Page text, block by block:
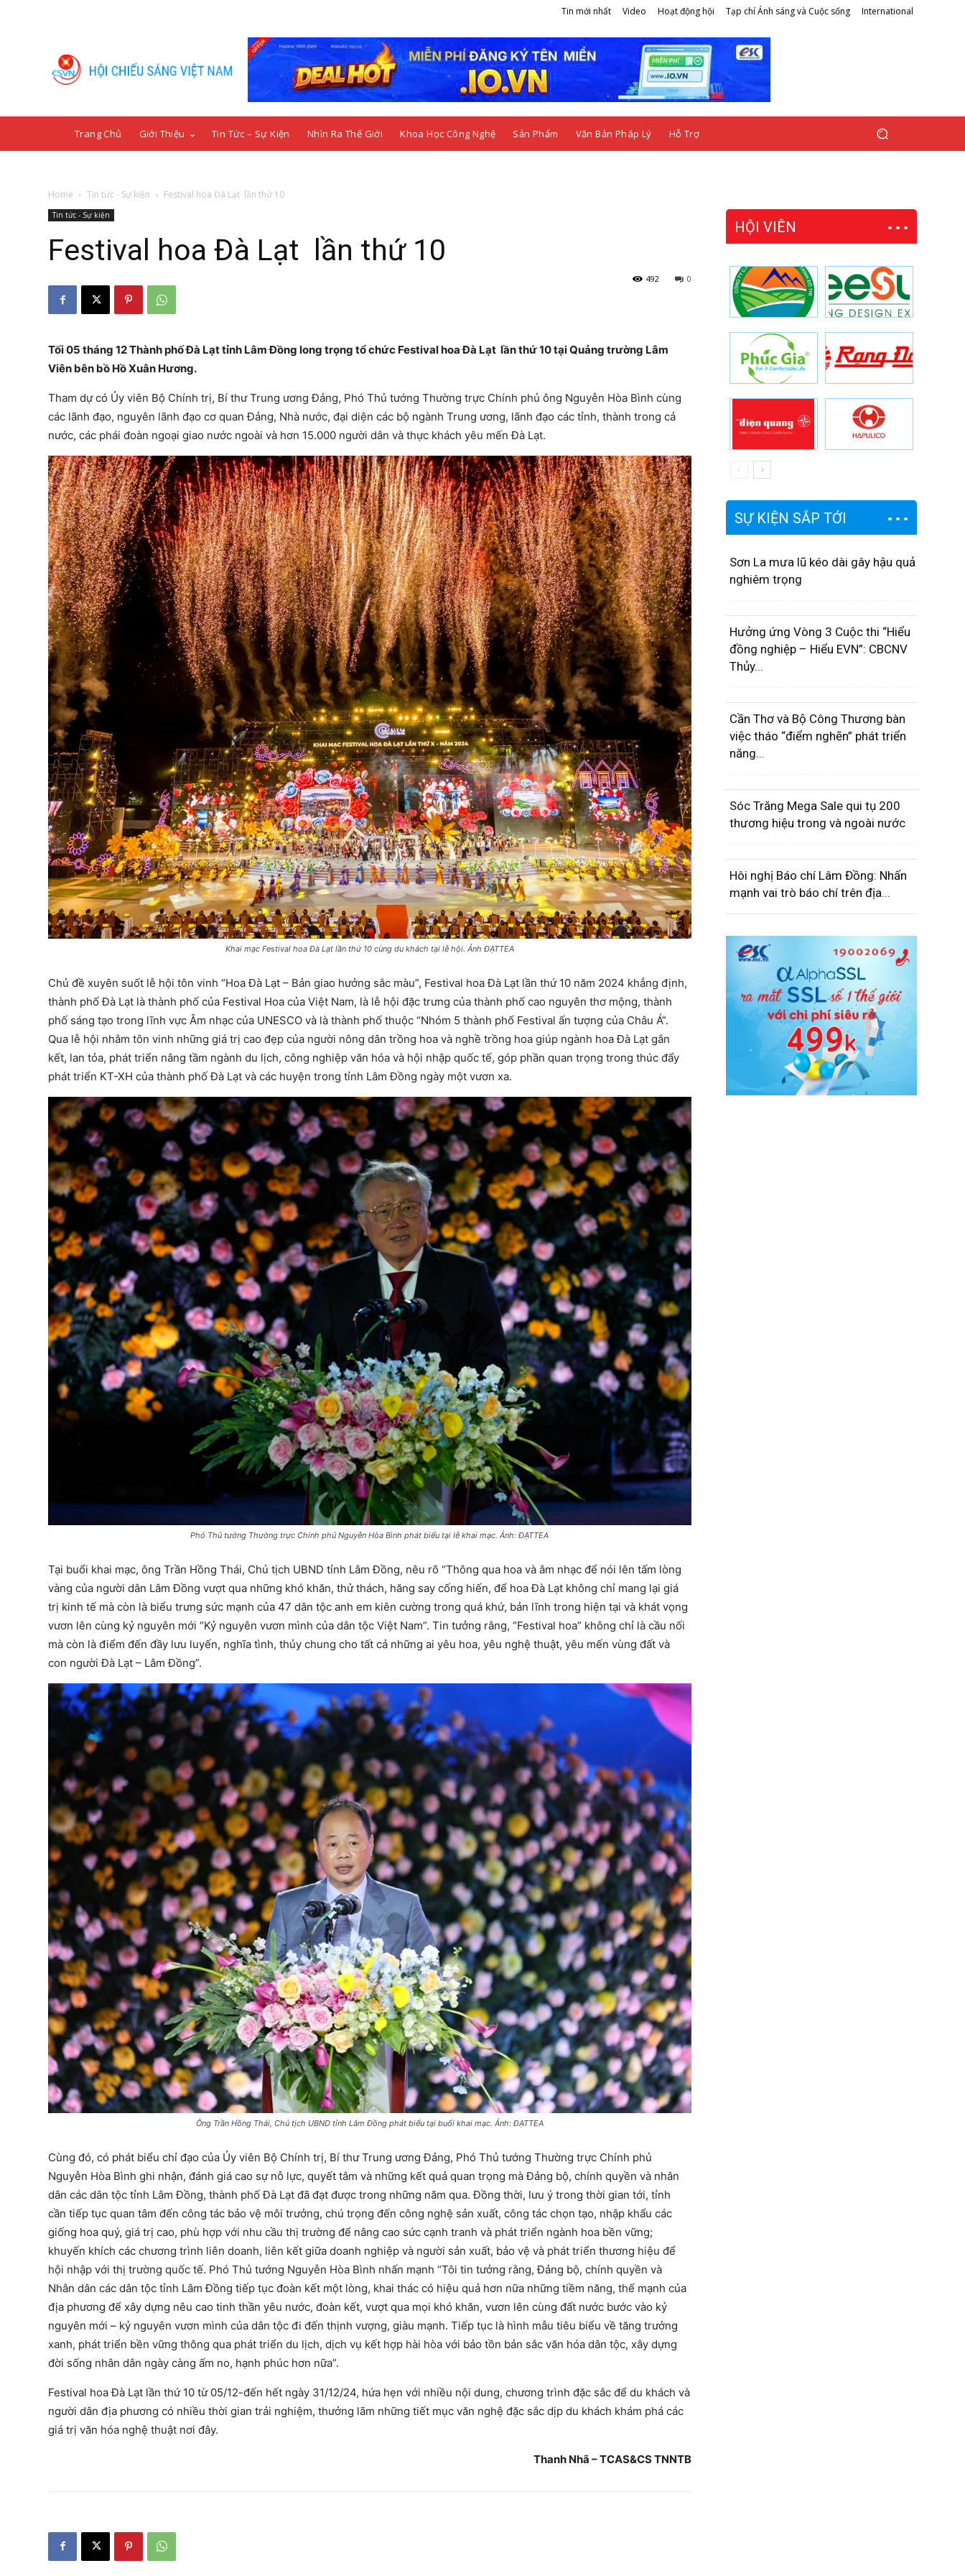
Tin mới nhất Video Hoạt động hội Tạp chí Ánh sáng và Cuộc sống International
Trang Chủ Giới Thiệu Tin Tức – Sự Kiện Nhìn Ra Thế Giới Khoa Học Công Nghệ Sản Phẩm Văn Bản Pháp Lý Hỗ Trợ
Home Tin tức - Sự kiện Festival hoa Đà Lạt lần thứ 10
Tin tức - Sự kiện
Festival hoa Đà Lạt lần thứ 10
0
492
Tối 05 tháng 12 Thành phố Đà Lạt tỉnh Lâm Đồng long trọng tổ chức Festival hoa Đà Lạt lần thứ 10 tại Quảng trường Lâm
Viên bên bồ Hồ Xuân Hương.
Tham dự có Ủy viên Bộ Chính trị, Bí thư Trung ương Đảng, Phó Thủ tướng Thường trực Chính phủ ông Nguyễn Hòa Bình cùng
các lãnh đạo, nguyên lãnh đạo cơ quan Đảng, Nhà nước, đại diện các bộ ngành Trung ương, lãnh đạo các tỉnh, thành trong cả
nước, các phái đoàn ngoại giao nước ngoài và hơn 15.000 người dân và thực khách yêu mến Đà Lạt.
Khai mạc Festival hoa Đà Lạt lần thứ 10 cùng du khách tại lễ hội. Ảnh ĐẠTTEA
Chủ đề xuyên suốt lễ hội tôn vinh “Hoa Đà Lạt – Bản giao hưởng sắc màu”, Festival hoa Đà Lạt lần thứ 10 năm 2024 khẳng định,
thành phố Đà Lạt là thành phố của Festival Hoa của Việt Nam, là lễ hội đặc trưng của thành phố cao nguyên thơ mộng, thành
phố sáng tạo trong lĩnh vực Âm nhạc của UNESCO và là thành phố thuộc “Nhóm 5 thành phố Festival ấn tượng của Châu Á”.
Qua lễ hội nhằm tôn vinh những giá trị cao đẹp của người nông dân trồng hoa và nghề trồng hoa giúp ngành hoa Đà Lạt gắn
kết, lan tỏa, phát triển nâng tầm ngành du lịch, công nghiệp văn hóa và hội nhập quốc tế, góp phần quan trọng trong thúc đẩy
phát triển KT-XH của thành phố Đà Lạt và các huyện trong tỉnh Lâm Đồng ngày một vươn xa.
Phó Thủ tướng Thường trực Chính phủ Nguyễn Hòa Bình phát biểu tại lễ khai mạc. Ảnh: ĐẠTTEA
Tại buổi khai mạc, ông Trần Hồng Thái, Chủ tịch UBND tỉnh Lâm Đồng, nêu rõ “Thông qua hoa và âm nhạc để nói lên tấm lòng
vàng của người dân Lâm Đồng vượt qua những khó khăn, thử thách, hăng say cống hiến, để hoa Đà Lạt không chỉ mang lại giá
trị kinh tế mà còn là biểu trưng sức mạnh của 47 dân tộc anh em kiên cường trong quá khứ, bản lĩnh trong hiện tại và khát vọng
vươn lên cùng kỷ nguyên mới “Kỷ nguyên vươn mình của dân tộc Việt Nam”. Tin tưởng rằng, “Festival hoa” không chỉ là cầu nối
mà còn là điểm đến đầy lưu luyến, nghĩa tình, thủy chung cho tất cả những ai yêu hoa, yêu nghệ thuật, yêu mến vùng đất và
con người Đà Lạt – Lâm Đồng”.
Ông Trần Hồng Thái, Chủ tịch UBND tỉnh Lâm Đồng phát biểu tại buổi khai mạc. Ảnh: ĐẠTTEA
Cùng đó, có phát biểu chỉ đạo của Ủy viên Bộ Chính trị, Bí thư Trung ương Đảng, Phó Thủ tướng Thường trực Chính phủ
Nguyễn Hòa Bình ghi nhận, đánh giá cao sự nỗ lực, quyết tâm và những kết quả quan trọng mà Đảng bộ, chính quyền và nhân
dân các dân tộc tỉnh Lâm Đồng, thành phố Đà Lạt đã đạt được trong những năm qua. Đồng thời, lưu ý trong thời gian tới, tỉnh
cần tiếp tục quan tâm đến công tác bảo vệ môi trưởng, chú trọng đến công nghệ sản xuất, công tác chọn tạo, nhập khẩu các
giống hoa quý, giá trị cao, phù hợp với nhu cầu thị trường để nâng cao sức cạnh tranh và phát triển ngành hoa bền vững;
khuyến khích các chương trình liên doanh, liên kết giữa doanh nghiệp và người sản xuất, bảo vệ và phát triển thương hiệu để
hội nhập với thị trường quốc tế. Phó Thủ tướng Nguyễn Hòa Bình nhấn mạnh “Tôi tin tưởng rằng, Đảng bộ, chính quyền và
Nhân dân các dân tộc tỉnh Lâm Đồng tiếp tục đoàn kết một lòng, khai thác có hiệu quả hơn nữa những tiềm năng, thế mạnh của
địa phương để xây dựng nêu cao tinh thần yêu nước, đoàn kết, vượt qua mọi khó khăn, vươn lên cùng đất nước bước vào kỷ
nguyên mới – kỷ nguyên vươn mình của dân tộc đi đến thịnh vượng, giàu mạnh. Tiếp tục là hình mẫu tiêu biểu về tăng trưởng
xanh, phát triển bền vững thông qua phát triển du lịch, dịch vụ kết hợp hài hòa với bảo tồn bản sắc văn hóa dân tộc, xây dựng
đời sống nhân dân ngày càng ấm no, hạnh phúc hơn nữa”.
Festival hoa Đà Lạt lần thứ 10 từ 05/12-đến hết ngày 31/12/24, hứa hẹn với nhiều nội dung, chương trình đặc sắc để du khách và
người dân địa phương có nhiều thời gian trải nghiệm, thưởng lãm những tiết mục văn nghệ đặc sắc dịp du khách khám phá các
giá trị văn hóa nghệ thuật nơi đây.
Thanh Nhã – TCAS&CS TNNTB
HỘI VIÊN
SỰ KIỆN SẮP TỚI
Sơn La mưa lũ kéo dài gây hậu quả
nghiêm trọng
Hưởng ứng Vòng 3 Cuộc thi “Hiểu
đồng nghiệp – Hiểu EVN”: CBCNV
Thủy...
Cần Thơ và Bộ Công Thương bàn
việc tháo “điểm nghẽn” phát triển
năng...
Sóc Trăng Mega Sale qui tụ 200
thương hiệu trong và ngoài nước
Hôi nghị Báo chí Lâm Đồng: Nhấn
mạnh vai trò báo chí trên địa...